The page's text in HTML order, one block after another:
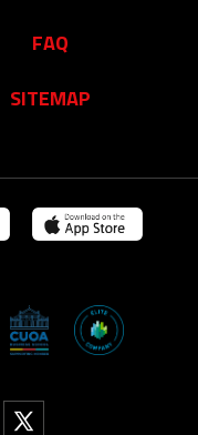
FAQ
SITEMAP